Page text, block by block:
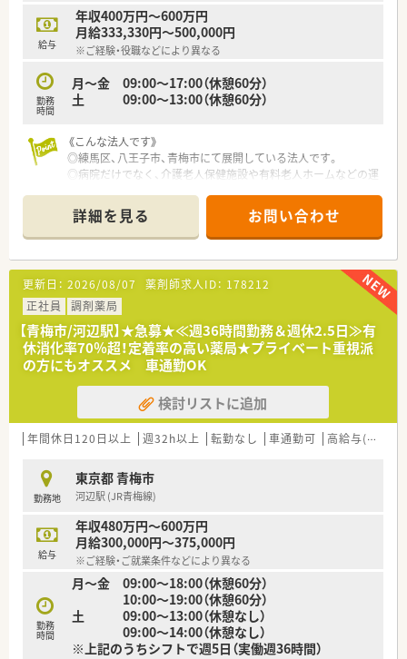
給与
年収400万円～600万円
月給333,330円～500,000円
※ご経験・役職などにより異なる
勤務
時間
月～金 09:00～17:00（休憩60分）
土 09:00～13:00（休憩60分）
《こんな法人です》
◎練馬区、八王子市、青梅市にて展開している法人です。
◎病院だけでなく、介護老人保健施設や有料老人ホームなどの運
◎院内にて患者様と一緒になって楽しむイベントを多数実施し
ています。
ex:演奏会、マグロ解体ショーなど
《特徴・業務内容について》
◎調剤・監査をメインに行っているため、負担が少なく勤務をす
ることができます。
◎外来はほぼ全て院外処方のため、入院患者様の対応がメインに
なります。
◎平日は17時までの就業のため、プライベートも充実させるこ
とができます。
詳細を見る お問い合わせ
更新日： 2026/08/07 薬剤師求人ID： 178212
正社員
調剤薬局
【青梅市/河辺駅】★急募★≪週36時間勤務＆週休2.5日≫有
休消化率70％超！定着率の高い薬局★プライベート重視派
の方にもオススメ 車通勤OK
検討リストに追加
年間休日120日以上 週32h以上 転勤なし 車通勤可 高給与(600万円以上)
勤務地
東京都 青梅市
河辺駅 (JR青梅線)
給与
年収480万円～600万円
月給300,000円～375,000円
※ご経験・ご就業条件などにより異なる
勤務
時間
月～金 09:00～18:00（休憩60分）
10:00～19:00（休憩60分）
土 09:00～13:00（休憩なし）
09:00～14:00（休憩なし）
※上記のうちシフトで週5日（実働週36時間）